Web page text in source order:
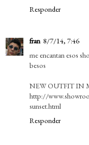
Responder
fran 8/7/14, 7:46
me encantan esos
besos
NEW OUTFIT IN
http://
sunset.html
Responder